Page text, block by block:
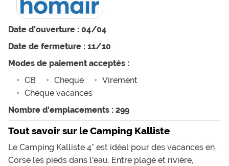
Date d'ouverture : 04/04
Date de fermeture : 11/10
Modes de paiement acceptés :
CB
Cheque
Virement
Chèque vacances
Nombre d'emplacements : 299
Tout savoir sur le Camping Kalliste
Le Camping Kalliste 4* est idéal pour des vacances en
Corse les pieds dans l'eau. Entre plage et rivière,